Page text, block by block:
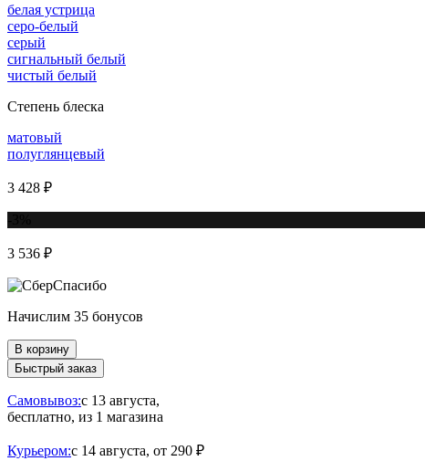
белая устрица
серо-белый
серый
сигнальный белый
чистый белый
Степень блеска
матовый
полуглянцевый
3 428 ₽
3 536 ₽
Начислим 35 бонусов
В корзину
Быстрый заказ
Самовывоз:c 13 августа,
бесплатно, из 1 магазина
Курьером:c 14 августа, от 290 ₽